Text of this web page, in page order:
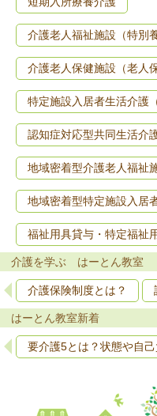
介護老人福祉施設（特別
介護老人保健施設（老人
特定施設入居者生活介護
認知症対応型共同生活介
地域密着型介護老人福祉
地域密着型特定施設入居
福祉用具貸与・特定福祉
介護を学ぶ はーとん教室
介護保険制度とは？
はーとん教室新着
要介護5とは？状態や自